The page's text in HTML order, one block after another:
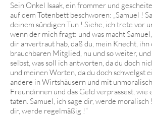
Sein Onkel Isaak, ein frommer und
auf dem Totenbett beschworen: „Samuel !
deinem sündigen Tun ! Siehe, ich trete vor
wenn der mich fragt: und was macht
dir anvertraut hab, daß du, mein Knecht,
brauchbaren Mitglied, nu und so weiter,
selbst, was soll ich antworten, da du doch
und meinen Worten, da du doch schwelgst
andere in Wirtshäusern und mit
Freundinnen und das Geld verprassest, wie
taten. Samuel, ich sage dir, werde moralisch
dir, werde regelmäßig !“